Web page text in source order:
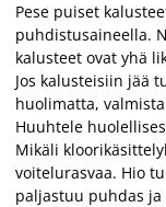
Pese puiset
puhdistusaineella.
kalusteet ovat yhä
Jos kalusteisiin jää
huolimatta,
Huuhtele
Mikäli
voitelurasvaa. Hio
paljastuu puhdas ja